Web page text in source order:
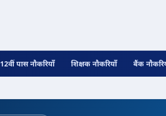
12वीं पास नौकरियाँ शिक्षक नौकरियाँ बैंक